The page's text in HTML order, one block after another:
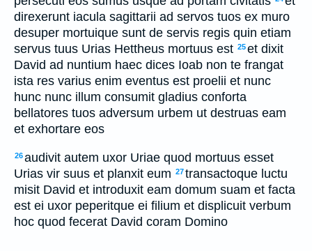
direxerunt iacula sagittarii ad servos tuos ex muro
desuper mortuique sunt de servis regis quin etiam
servus tuus Urias Hettheus mortuus est 25et dixit
David ad nuntium haec dices Ioab non te frangat
ista res varius enim eventus est proelii et nunc
hunc nunc illum consumit gladius conforta
bellatores tuos adversum urbem ut destruas eam
et exhortare eos
26audivit autem uxor Uriae quod mortuus esset
Urias vir suus et planxit eum 27transactoque luctu
misit David et introduxit eam domum suam et facta
est ei uxor peperitque ei filium et displicuit verbum
hoc quod fecerat David coram Domino